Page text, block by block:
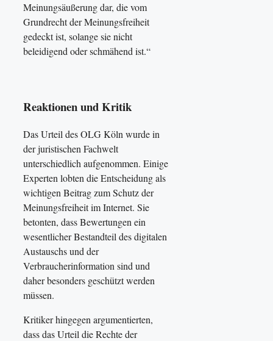
Meinungsäußerung dar, die vom
Grundrecht der Meinungsfreiheit
gedeckt ist, solange sie nicht
beleidigend oder schmähend ist.“
Reaktionen und Kritik
Das Urteil des OLG Köln wurde in
der juristischen Fachwelt
unterschiedlich aufgenommen. Einige
Experten lobten die Entscheidung als
wichtigen Beitrag zum Schutz der
Meinungsfreiheit im Internet. Sie
betonten, dass Bewertungen ein
wesentlicher Bestandteil des digitalen
Austauschs und der
Verbraucherinformation sind und
daher besonders geschützt werden
müssen.
Kritiker hingegen argumentierten,
dass das Urteil die Rechte der